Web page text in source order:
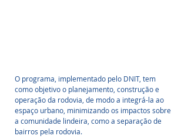
O programa, implementado pelo DNIT, tem
como objetivo o planejamento, construção e
operação da rodovia, de modo a integrá-la ao
espaço urbano, minimizando os impactos sobre
a comunidade lindeira, como a separação de
bairros pela rodovia.